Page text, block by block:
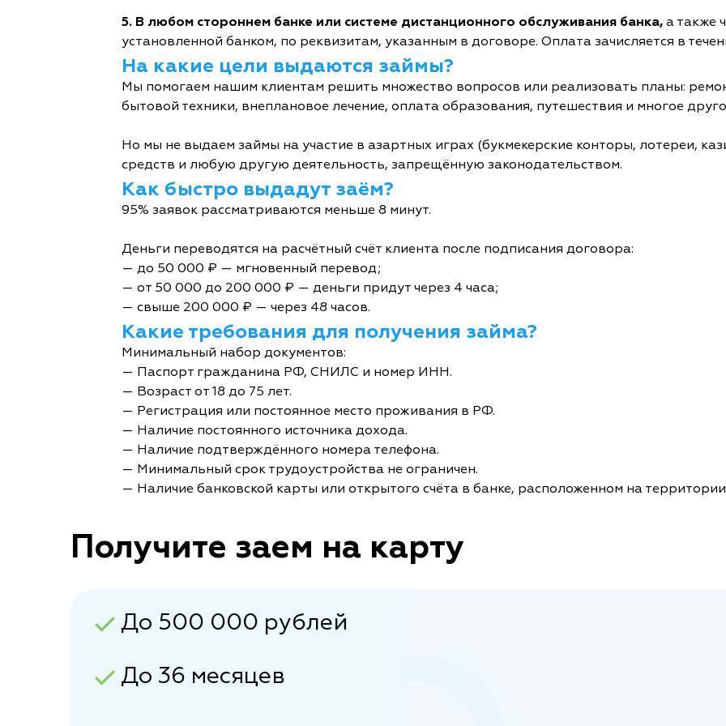
5. В любом стороннем банке или системе дистанционного обслуживания банка, а также
установленной банком, по реквизитам, указанным в договоре. Оплата зачисляется в
На какие цели выдаются займы?
Мы помогаем нашим клиентам решить множество вопросов или реализовать планы:
бытовой техники, внеплановое лечение, оплата образования, путешествия и многое
Но мы не выдаем займы на участие в азартных играх (букмекерские конторы, лотереи,
средств и любую другую деятельность, запрещённую законодательством.
Как быстро выдадут заём?
95% заявок рассматриваются меньше 8 минут.
Деньги переводятся на расчётный счёт клиента после подписания договора:
— до 50 000 ₽ — мгновенный перевод;
— от 50 000 до 200 000 ₽ — деньги придут через 4 часа;
— свыше 200 000 ₽ — через 48 часов.
Какие требования для получения займа?
Минимальный набор документов:
— Паспорт гражданина РФ, СНИЛС и номер ИНН.
— Возраст от 18 до 75 лет.
— Регистрация или постоянное место проживания в РФ.
— Наличие постоянного источника дохода.
— Наличие подтверждённого номера телефона.
— Минимальный срок трудоустройства не ограничен.
— Наличие банковской карты или открытого счёта в банке, расположенном на
Получите заем на карту
До 500 000 рублей
До 36 месяцев